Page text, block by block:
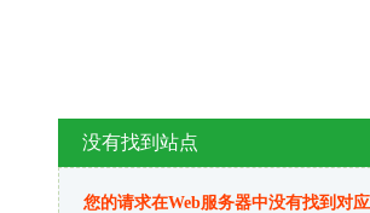
没有找到站点
您的请求在Web服务器中没有找到对